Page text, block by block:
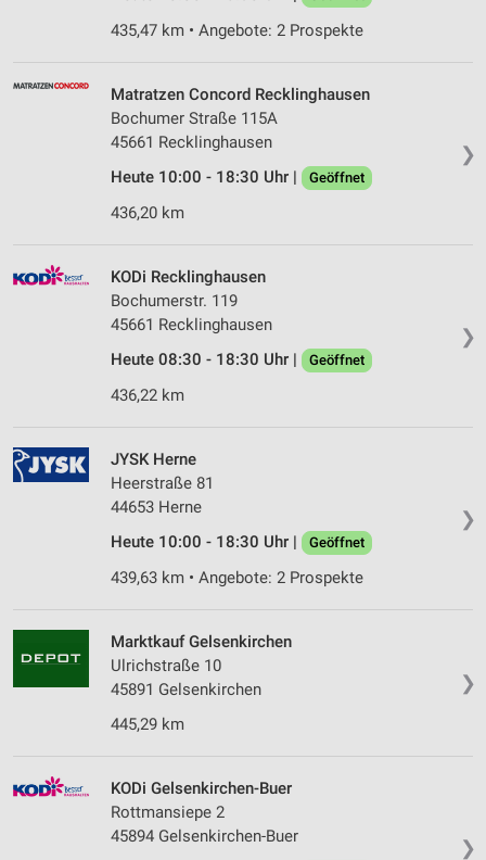
435,47 km • Angebote: 2 Prospekte
❯
Matratzen Concord Recklinghausen
Bochumer Straße 115A
45661 Recklinghausen
Heute 10:00 - 18:30 Uhr |
Geöffnet
436,20 km
❯
KODi Recklinghausen
Bochumerstr. 119
45661 Recklinghausen
Heute 08:30 - 18:30 Uhr |
Geöffnet
436,22 km
❯
JYSK Herne
Heerstraße 81
44653 Herne
Heute 10:00 - 18:30 Uhr |
Geöffnet
439,63 km • Angebote: 2 Prospekte
❯
Marktkauf Gelsenkirchen
Ulrichstraße 10
45891 Gelsenkirchen
445,29 km
❯
KODi Gelsenkirchen-Buer
Rottmansiepe 2
45894 Gelsenkirchen-Buer